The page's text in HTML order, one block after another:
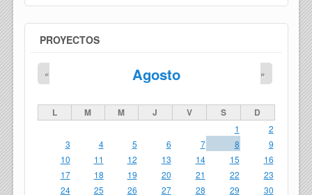
PROYECTOS
Agosto
« »
L M M J V S D
1
2
3
4 5 6 7 8
9
10
11 12 13 14 15
16
17
18 19 20 21 22
23
24
25 26 27 28 29
30